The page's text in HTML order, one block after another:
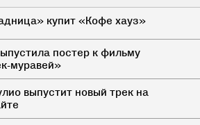
купит «Кофе хауз»
постер к фильму
муравей»
выпустит новый трек на